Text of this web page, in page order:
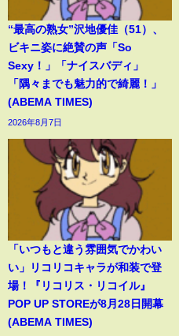
“最高の熟女”沢地優佳（51）、
ビキニ姿に絶賛の声「So
Sexy！」「ナイスバディ」
「隅々までも魅力的で綺麗！」
(ABEMA TIMES)
2026年8月7日
「いつもと違う雰囲気でかわい
い」リコリコキャラが和装で登
場！『リコリス・リコイル』
POP UP STOREが8月28日開幕
(ABEMA TIMES)